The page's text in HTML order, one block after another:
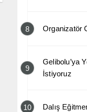
8 Organizatör
9
Gelibolu’ya
İstiyoruz
10 Dalış